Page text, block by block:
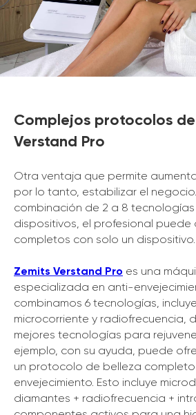
Complejos protocolos
Verstand Pro
Otra ventaja que permite
por lo tanto, estabilizar el
combinación de 2 a 8 tecnologías
dispositivos, el profesional
completos con solo un dispositivo.
Zemits Verstand Pro es una
especializada en anti-
combinamos 6 tecnologías,
microcorriente y radiofrecuencia,
mejores tecnologías para
ejemplo, con su ayuda, puede
un protocolo de belleza
envejecimiento. Esto incluye
diamantes + radiofrecuencia +